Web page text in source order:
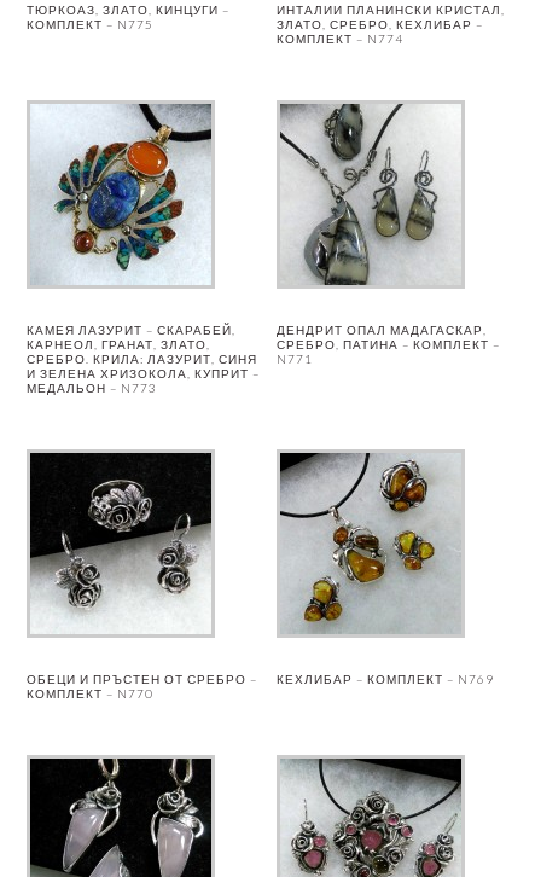
ТЮРКОАЗ, ЗЛАТО, КИНЦУГИ –
КОМПЛЕКТ – N775
ИНТАЛИИ ПЛАНИНСКИ КРИСТАЛ,
ЗЛАТО, СРЕБРО, КЕХЛИБАР –
КОМПЛЕКТ – N774
КАМЕЯ ЛАЗУРИТ – СКАРАБЕЙ,
КАРНЕОЛ, ГРАНАТ, ЗЛАТО,
СРЕБРО. КРИЛА: ЛАЗУРИТ, СИНЯ
И ЗЕЛЕНА ХРИЗОКОЛА, КУПРИТ –
МЕДАЛЬОН – N773
ДЕНДРИТ ОПАЛ МАДАГАСКАР,
СРЕБРО, ПАТИНА – КОМПЛЕКТ –
N771
ОБЕЦИ И ПРЪСТЕН ОТ СРЕБРО –
КОМПЛЕКТ – N770
КЕХЛИБАР – КОМПЛЕКТ – N769